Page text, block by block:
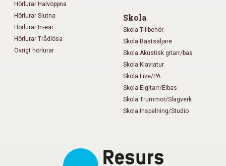
Hörlurar Halvöppna
Hörlurar Slutna
Hörlurar In-ear
Hörlurar Trådlösa
Övrigt hörlurar
Skola
Skola Tillbehör
Skola Bästsäljare
Skola Akustisk gitarr/bas
Skola Klaviatur
Skola Live/PA
Skola Elgitarr/Elbas
Skola Trummor/Slagverk
Skola Inspelning/Studio